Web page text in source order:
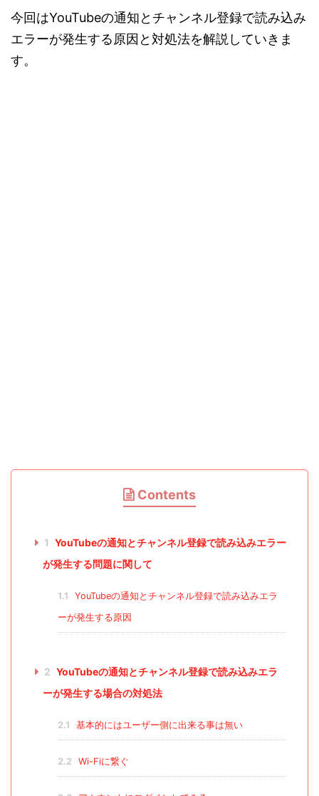
今回はYouTubeの通知とチャンネル登録で読み込み
エラーが発生する原因と対処法を解説していきま
す。
Contents
1 YouTubeの通知とチャンネル登録で読み込みエラー
が発生する問題に関して
1.1
YouTubeの通知とチャンネル登録で読み込みエラ
ーが発生する原因
2 YouTubeの通知とチャンネル登録で読み込みエラ
ーが発生する場合の対処法
2.1 基本的にはユーザー側に出来る事は無い
2.2 Wi-Fiに繋ぐ